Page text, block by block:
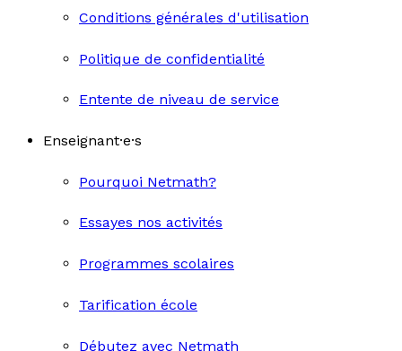
Conditions générales d'utilisation
Politique de confidentialité
Entente de niveau de service
Enseignant·e·s
Pourquoi Netmath?
Essayes nos activités
Programmes scolaires
Tarification école
Débutez avec Netmath